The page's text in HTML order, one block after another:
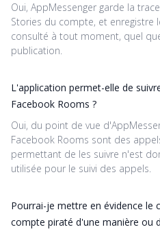
Oui, AppMessenger garde la
Stories du compte, et enregistre
consulté à tout moment, quel
publication.
L'application permet-elle de
Facebook Rooms ?
Oui, du point de vue
Facebook Rooms sont des
permettant de les suivre n'est
utilisée pour le suivi des appels.
Pourrai-je mettre en évidence le
compte piraté d'une manière ou